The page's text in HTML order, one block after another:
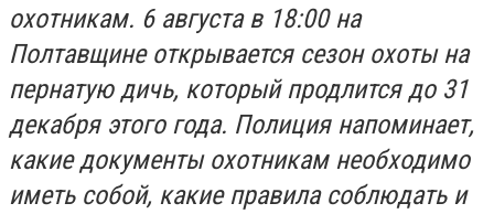
охотникам. 6 августа в 18:00 на
Полтавщине открывается сезон охоты на
пернатую дичь, который продлится до 31
декабря этого года. Полиция напоминает,
какие документы охотникам необходимо
иметь собой, какие правила соблюдать и